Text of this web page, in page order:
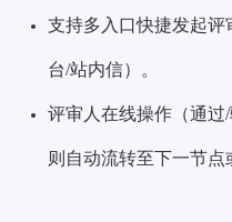
支持多入口快捷发起
台/站内信）。
评审人在线操作（通
则自动流转至下一节点